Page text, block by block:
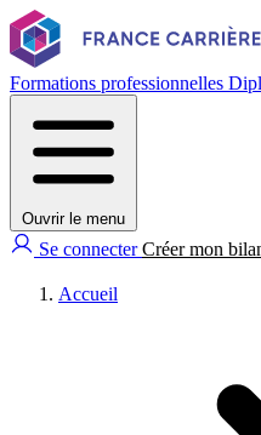
Formations professionnelles
Ouvrir le menu
Se connecterCréer mon
Accueil